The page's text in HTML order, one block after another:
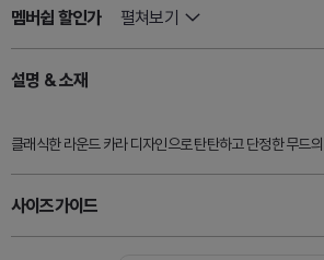
멤버쉽 할인가
펼쳐보기
설명 & 소재
클래식한 라운드 카라 디자인으로 탄탄하고 단정한 무드
사이즈가이드